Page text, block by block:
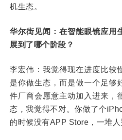
机生态。
华尔街见闻：在智能眼镜应用
展到了哪个阶段？
李宏伟：我觉得现在进度比较
是你做生态，而是做一个足够
件厂商会愿意主动加入进来，
态，我觉得不对。你做了个
的时候没有APP Store，一堆人